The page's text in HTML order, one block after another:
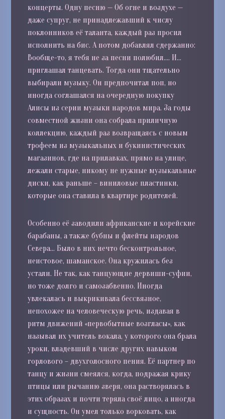
концерты. Одну песню — Об огне и воздухе —
даже супруг, не принадлежавший к числу
поклонников её таланта, каждый раз просил
исполнить на бис. А потом добавлял сдержанно:
Вообще-то, я тебя не за песни полюбил…. И…
приглашал танцевать. Тогда они тщательно
выбирали музыку. Он предпочитал поп, но
иногда соглашался на очередную покупку
Алисы из серии музыки народов мира. За годы
совместной жизни она собрала приличную
коллекцию, каждый раз возвращаясь с новым
трофеем из музыкальных и букинистических
магазинов, где на прилавках, прямо на улице,
лежали старые, никому не нужные музыкальные
диски, как раньше – виниловые пластинки,
которые она ставила в квартире родителей.
Особенно её заводили африканские и корейские
барабаны, а также бубны и флейты народов
Севера… Было в них нечто бесконтрольное,
неистовое, шаманское. Она кружилась без
устали. Не так, как танцующие дервиши-суфии,
но тоже долго и самозабвенно. Иногда
увлекалась и выкрикивала бессвязное,
непохожее на человеческую речь, издавая в
ритм движений «первобытные возгласы», как
называл их учитель вокала, у которого она брала
уроки, владевший в числе других навыком
горлового – двухголосного пения. Её партнер по
танцу и жизни смеялся, когда, подражая крику
птицы или рычанию зверя, она растворялась в
этих образах и почти теряла своё лицо, а иногда
и сущность. Он умел только ворковать, как